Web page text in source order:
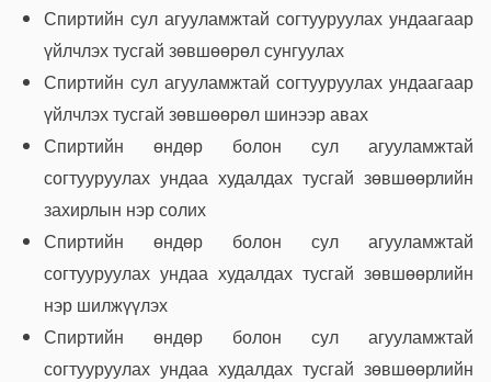
Спиртийн сул агууламжтай согтууруулах ундаагаар
үйлчлэх тусгай зөвшөөрөл сунгуулах
Спиртийн сул агууламжтай согтууруулах ундаагаар
үйлчлэх тусгай зөвшөөрөл шинээр авах
Спиртийн өндөр болон сул агууламжтай
согтууруулах ундаа худалдах тусгай зөвшөөрлийн
захирлын нэр солих
Спиртийн өндөр болон сул агууламжтай
согтууруулах ундаа худалдах тусгай зөвшөөрлийн
нэр шилжүүлэх
Спиртийн өндөр болон сул агууламжтай
согтууруулах ундаа худалдах тусгай зөвшөөрлийн